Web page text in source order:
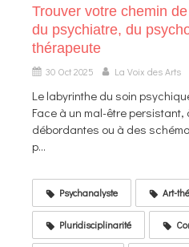
Trouver votre chemin
du psychiatre, du
thérapeute
30 Oct 2025 La Voix des Arts
Le labyrinthe du soin
Face à un mal-être persistant,
débordantes ou à des
p...
Psychanalyste Art-
Pluridisciplinarité